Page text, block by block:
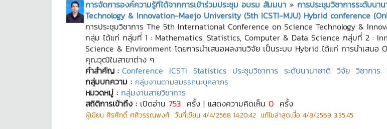
การจัดการองค์ความรู้ที่ได้จากการเข้าร่วมประชุม อบรม สัมมนา » การประชุมวิชาการระดับน
Technology & Innovation-Maejo University (5th ICSTI-MJU) Hybrid conference
การประชุมวิชาการ The 5th International Conference on Science Technology &
กลุ่ม ได้แก่ กลุ่มที่ 1 : Mathematics, Statistics, Computer & Data Science กลุ่มที่ 2 :
Science & Environment โดยการนำเสนอผลงานวิจัย เป็นระบบ Hybrid ได้แก่ การนำเส
คุณวุฒิในสาขาต่าง ๆ
คำสำคัญ : Conference ICSTI Statistics ประชุมวิชาการ ระดับนานาชาติ วิจัย วิชาการ
กลุ่มบทความ : กลุ่มงานตามสมรรถนะบุคลากร
หมวดหมู่ : กลุ่มงานสายวิชาการ
สถิติการเข้าถึง : เปิดอ่าน 753 ครั้ง | แสดงความคิดเห็น 0 ครั้ง
ผู้เขียน ศิรศักดิ์ ศศิวรรณพงศ์ วันที่เขียน 4/4/2568 14:20:42 แก้ไขล่าสุดเมื่อ 4/8/2569 3:35:45